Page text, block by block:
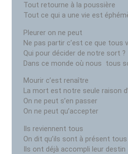
Tout retourne à la poussière
Tout ce qui a une vie est
Pleurer on ne peut
Ne pas partir c’est ce que tous
Qui pour décider de notre sort ?
Dans ce monde où nous tous
Mourir c’est renaître
La mort est notre seule raison
On ne peut s’en passer
On ne peut qu’accepter
Ils reviennent tous
On dit qu’ils sont à présent
Ils ont déjà accompli leur destin